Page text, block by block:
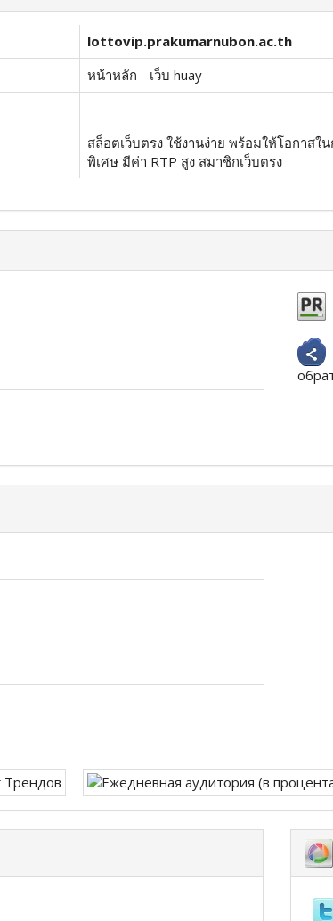
lottovip.prakumarnubon.ac.th
หน้าหลัก - เว็บ huay
สล็อตเว็บตรง ใช้งานง่าย พร้อมให้โอกาส
พิเศษ มีค่า RTP สูง สมาชิกเว็บตรง